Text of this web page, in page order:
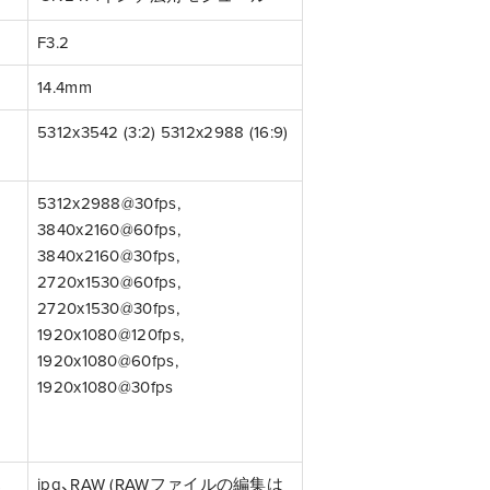
F3.2
14.4mm
5312x3542 (3:2) 5312x2988 (16:9)
5312x2988@30fps,
3840x2160@60fps,
3840x2160@30fps,
2720x1530@60fps,
2720x1530@30fps,
1920x1080@120fps,
1920x1080@60fps,
1920x1080@30fps
jpg、RAW (RAWファイルの編集は